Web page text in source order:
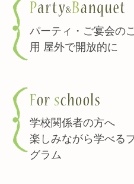
パーティ・ご宴会の
用 屋外で開放的に
学校関係者の方へ
楽しみながら学べる
グラム